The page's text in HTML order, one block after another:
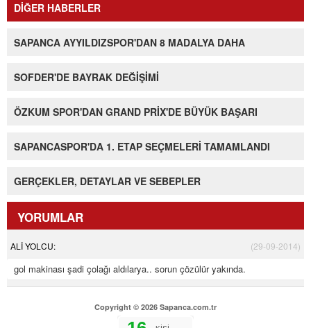
DİĞER HABERLER
SAPANCA AYYILDIZSPOR'DAN 8 MADALYA DAHA
SOFDER'DE BAYRAK DEĞİŞİMİ
ÖZKUM SPOR'DAN GRAND PRİX'DE BÜYÜK BAŞARI
SAPANCASPOR'DA 1. ETAP SEÇMELERİ TAMAMLANDI
GERÇEKLER, DETAYLAR VE SEBEPLER
YORUMLAR
ALİ YOLCU: (29-09-2014)
gol makinası şadi çolağı aldılarya.. sorun çözülür yakında.
Copyright © 2026 Sapanca.com.tr